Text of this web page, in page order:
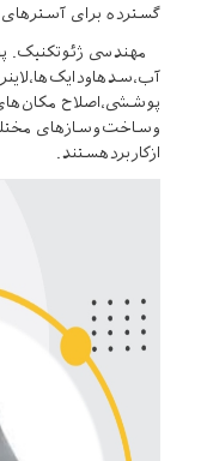
گسترده برای
مهندسی
پوششی،اصلاح
وساخت‌وسازهای
ازکاربردهستند.